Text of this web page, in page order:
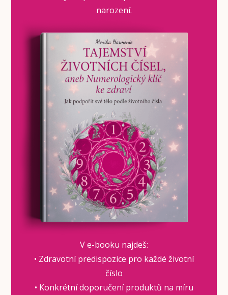
narození.
V e-booku najdeš:
• Zdravotní predispozice pro každé životní
číslo
• Konkrétní doporučení produktů na míru